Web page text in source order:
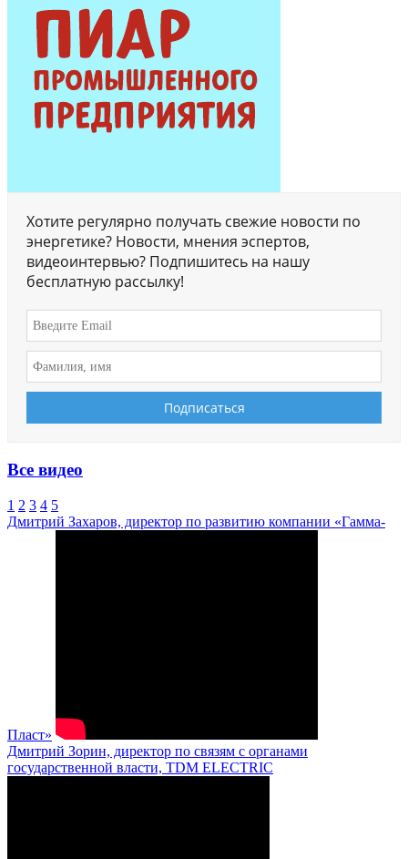
Хотите регулярно получать свежие новости по
энергетике? Новости, мнения эспертов,
видеоинтервью? Подпишитесь на нашу
бесплатную рассылку!
Все видео
1 2 3 4 5
Дмитрий Захаров, директор по развитию компании «Гамма-
Пласт»
Дмитрий Зорин, директор по связям с органами
государственной власти, TDM ELECTRIC